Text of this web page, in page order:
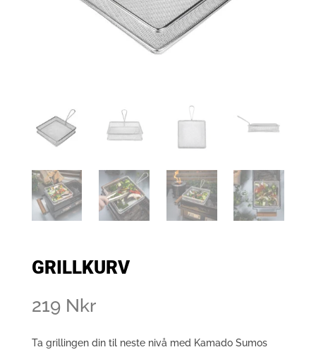
GRILLKURV
219 Nkr
Ta grillingen din til neste nivå med Kamado Sumos